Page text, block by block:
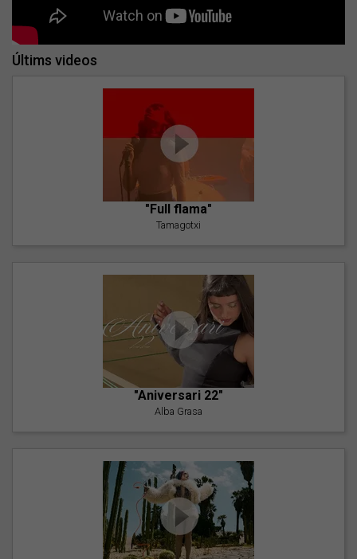
Últims videos
"Full flama"
Tamagotxi
"Aniversari 22"
Alba Grasa